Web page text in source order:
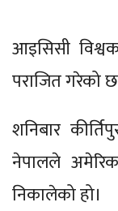
आइसिसी
पराजित गरेको
शनिबार
नेपालले
निकालेको हो।